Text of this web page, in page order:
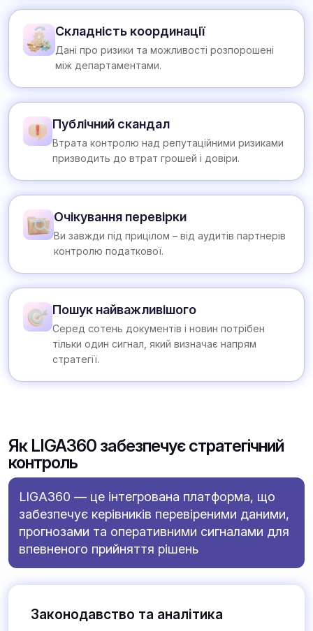
Складність координації
Дані про ризики та можливості розпорошені
між департаментами.
Публічний скандал
Втрата контролю над репутаційними ризиками
призводить до втрат грошей і довіри.
Очікування перевірки
Ви завжди під прицілом – від аудитів партнерів
контролю податкової.
Пошук найважливішого
Серед сотень документів і новин потрібен
тільки один сигнал, який визначає напрям
стратегії.
Як LIGA360 забезпечує стратегічний
контроль
LIGA360 — це інтегрована платформа, що
забезпечує керівників перевіреними даними,
прогнозами та оперативними сигналами для
впевненого прийняття рішень
Законодавство та аналітика